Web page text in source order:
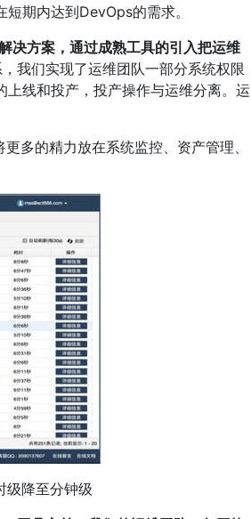
期内达到DevOps的需求。
决方案，通过成熟工具的引入把运维
我们实现了运维团队一部分系统权限
线和投产，投产操作与运维分离。运
多的精力放在系统监控、资产管理、
级降至分钟级